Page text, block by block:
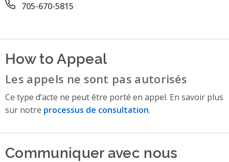
Office phone number
705-670-5815
How to Appeal
Les appels ne sont pas autorisés
Ce type d’acte ne peut être porté en appel. En savoir plus
sur notre processus de consultation.
Communiquer avec nous